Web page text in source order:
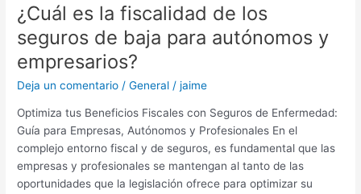
¿Cuál es la fiscalidad de los
seguros de baja para autónomos y
empresarios?
Deja un comentario /General /jaime
Optimiza tus Beneficios Fiscales con Seguros de Enfermedad:
Guía para Empresas, Autónomos y Profesionales En el
complejo entorno fiscal y de seguros, es fundamental que las
empresas y profesionales se mantengan al tanto de las
oportunidades que la legislación ofrece para optimizar su
¿Cuál
es
la
fiscalidad
de
seguros
de
baja
para
autónomos